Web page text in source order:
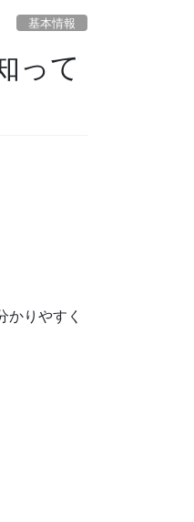
基本情報
って
かりやすく